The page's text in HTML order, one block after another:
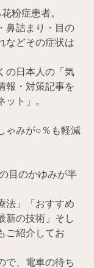
粉症患者。
鼻詰まり・目の
などその症状は
の日本人の「気
報・対策記事を
ト」。
ゃみが○％も軽減
目のかゆみが半
法」「おすすめ
の技術」そし
ご紹介してお
で、電車の待ち